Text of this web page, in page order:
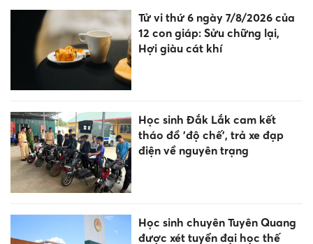
Tử vi thứ 6 ngày 7/8/2026 của
12 con giáp: Sửu chững lại,
Hợi giàu cát khí
Học sinh Đắk Lắk cam kết
tháo đồ 'độ chế', trả xe đạp
điện về nguyên trạng
Học sinh chuyên Tuyên Quang
được xét tuyển đại học thế